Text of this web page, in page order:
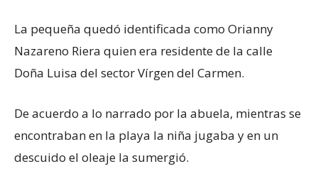
La pequeña quedó identificada como Orianny
Nazareno Riera quien era residente de la calle
Doña Luisa del sector Vírgen del Carmen.
De acuerdo a lo narrado por la abuela, mientras se
encontraban en la playa la niña jugaba y en un
descuido el oleaje la sumergió.